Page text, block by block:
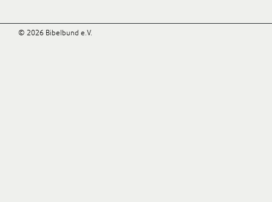
© 2026 Bibelbund e.V.